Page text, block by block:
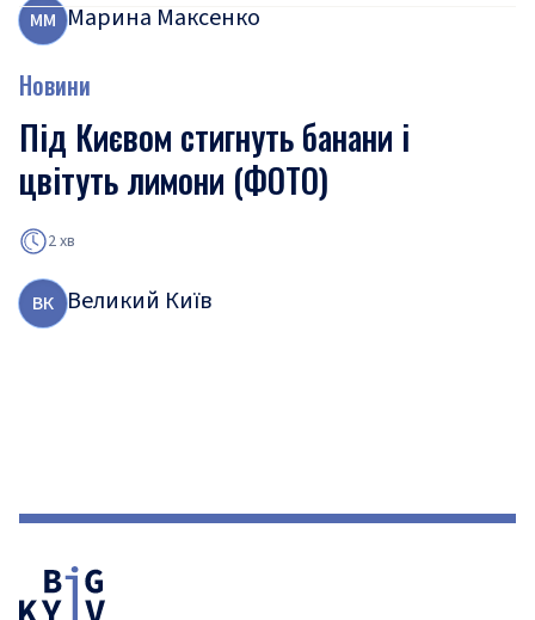
ММ Марина Максенко
Новини
Під Києвом стигнуть банани і
цвітуть лимони (ФОТО)
2 хв
ВК Великий Київ